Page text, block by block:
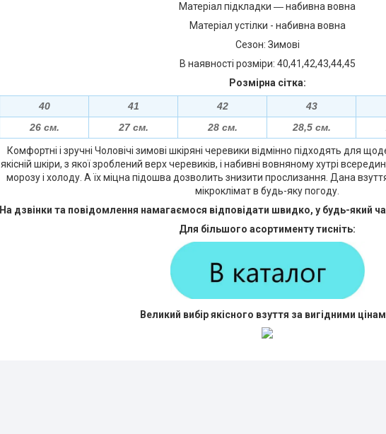
Матеріал підкладки ― набивна вовна
Матеріал устілки - набивна вовна
Сезон: Зимові
В наявності розміри: 40,41,42,43,44,45
Розмірна сітка:
40 41 42 43
26 см.
27 см. 28 см. 28,5 см.
Комфортні і зручні Чоловічі зимові шкіряні черевики відмінно підходять для
якісній шкіри, з якої зроблений верх черевиків, і набивні вовняному хутрі
морозу і холоду. А їх міцна підошва дозволить знизити прослизання. Дана
мікроклімат в будь-яку погоду.
На дзвінки та повідомлення намагаємося відповідати швидко, у будь-який
Для більшого асортименту тисніть:
Великий вибір якісного взуття за вигідними